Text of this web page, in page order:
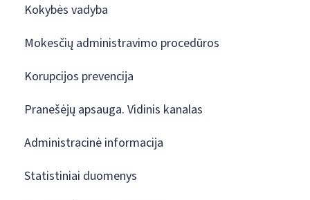
Kokybės vadyba
Mokesčių administravimo procedūros
Korupcijos prevencija
Pranešėjų apsauga. Vidinis kanalas
Administracinė informacija
Statistiniai duomenys